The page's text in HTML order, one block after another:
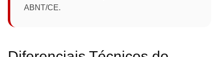
ABNT/CE.